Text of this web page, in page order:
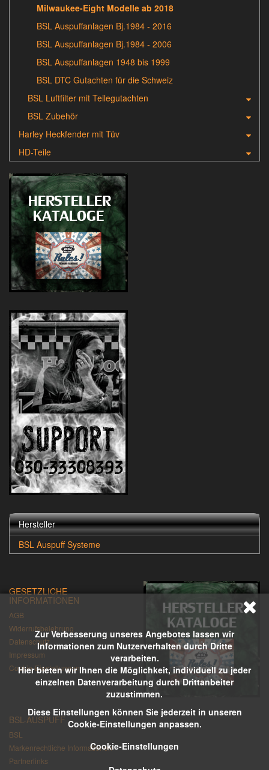
Zur Verbesserung unseres Angebotes lassen wir
Informationen zum Nutzerverhalten durch Dritte
verarbeiten.
Hier bieten wir Ihnen die Möglichkeit, individuell zu jeder
einzelnen Datenverarbeitung durch Drittanbeiter
zuzustimmen.
Diese Einstellungen können Sie jederzeit in unseren
Cookie-Einstellungen anpassen.
Cookie-Einstellungen
Milwaukee-Eight Modelle ab 2018
BSL Auspuffanlagen Bj.1984 - 2016
BSL Auspuffanlagen Bj.1984 - 2006
BSL Auspuffanlagen 1948 bis 1999
BSL DTC Gutachten für die Schweiz
BSL Luftfilter mit Teilegutachten
BSL Zubehör
Harley Heckfender mit Tüv
HD-Teile
Hersteller
BSL Auspuff Systeme
GESETZLICHE
INFORMATIONEN
AGB
Widerrufsbelehrung
Datenschutz
Impressum
Cookie-Einstellungen
BSL-AUSPUFF
BSL
Markenrechtliche Informationen
Partnerlinks